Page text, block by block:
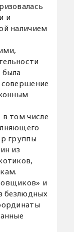
и
наличием
совершение
в том числе
группы
из
и
безлюдных